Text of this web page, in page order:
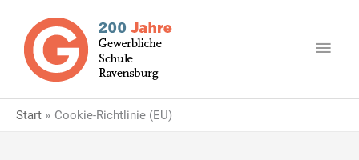
Inhalt
springen
Start Cookie-Richtlinie (EU)